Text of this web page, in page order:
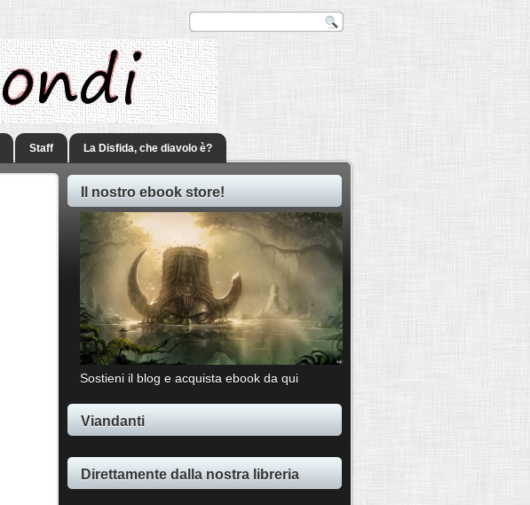
Staff La Disfida, che diavolo è?
Il nostro ebook store!
Sostieni il blog e acquista ebook da qui
Viandanti
Direttamente dalla nostra libreria